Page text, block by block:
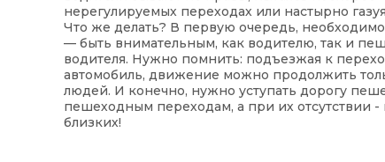
нерегулируемых переходах или настырно
Что же делать? В первую очередь,
— быть внимательным, как водителю, так и
водителя. Нужно помнить: подъезжая к
автомобиль, движение можно продолжить
людей. И конечно, нужно уступать дорогу
пешеходным переходам, а при их отсутствии -
близких!